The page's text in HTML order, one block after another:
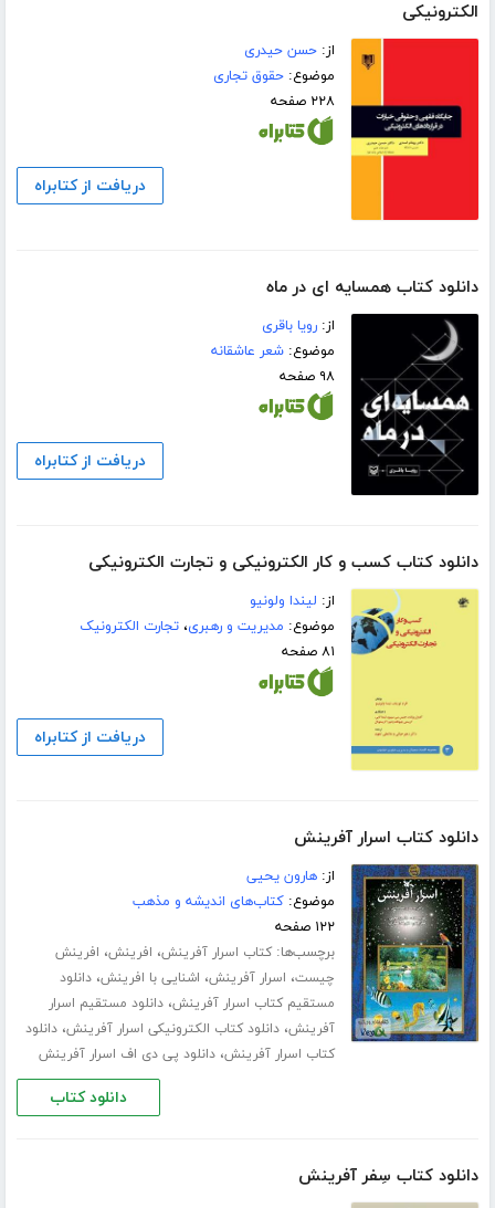
الکترونیکی
از:حسن حیدری
موضوع:حقوق تجاری
۲۲۸ صفحه
دریافت از کتابراه
دانلود کتاب همسایه ای در ماه
از:رویا باقری
موضوع:شعر عاشقانه
۹۸ صفحه
دریافت از کتابراه
دانلود کتاب کسب و کار الکترونیکی و تجارت الکترونیکی
از: لیندا ولونیو
موضوع: مدیریت و رهبری،تجارت الکترونیک
۸۱ صفحه
دریافت از کتابراه
دانلود کتاب اسرار آفرینش
از:هارون یحیی
موضوع:کتاب‌های اندیشه و مذهب
۱۲۲ صفحه
برچسب‌ها:کتاب اسرار آفرینش، افرینش، افرینش
چیست، اسرار آفرینش، اشنایی با افرینش،دانلود
مستقیم کتاب اسرار آفرینش،دانلود مستقیم اسرار
آفرینش،دانلود کتاب الکترونیکی اسرار آفرینش،دانلود
کتاب اسرار آفرینش،دانلود پی دی اف اسرار آفرینش
دانلود کتاب
دانلود کتاب سِفر آفرینش